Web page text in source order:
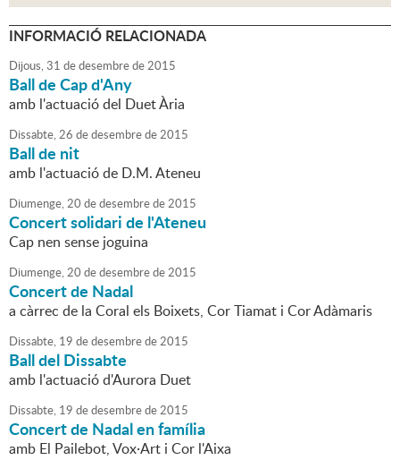
INFORMACIÓ RELACIONADA
Dijous,31 dedesembrede2015
Ball de Cap d'Any
amb l'actuació del Duet Ària
Dissabte,26 dedesembrede2015
Ball de nit
amb l'actuació de D.M. Ateneu
Diumenge,20 dedesembrede2015
Concert solidari de l'Ateneu
Cap nen sense joguina
Diumenge,20 dedesembrede2015
Concert de Nadal
a càrrec de la Coral els Boixets, Cor Tiamat i Cor Adàmaris
Dissabte, 19 dedesembrede2015
Ball del Dissabte
amb l'actuació d'Aurora Duet
Dissabte, 19 dedesembrede2015
Concert de Nadal en família
amb El Pailebot, Vox·Art i Cor l'Aixa